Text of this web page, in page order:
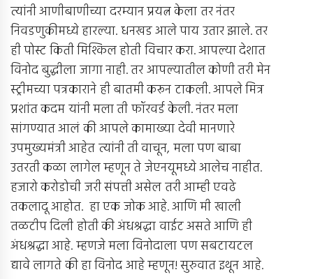
त्यांनी आणीबाणीच्या दरम्यान प्रयत्न केला तर नंतर
निवडणुकीमध्ये हारल्या. धनखड आले पाय उतार झाले. तर
ही पोस्ट किती मिश्किल होती विचार करा. आपल्या देशात
विनोद बुद्धीला जागा नाही. तर आपल्यातील कोणी तरी मेन
स्ट्रीमच्या पत्रकाराने ही बातमी करून टाकली. आपले मित्र
प्रशांत कदम यांनी मला ती फॉरवर्ड केली. नंतर मला
सांगण्यात आलं की आपले कामाख्या देवी मानणारे
उपमुख्यमंत्री आहेत त्यांनी ती वाचून, मला पण बाबा
उतरती कळा लागेल म्हणून ते जेएनयूमध्ये आलेच नाहीत.
हजारो करोडोची जरी संपत्ती असेल तरी आम्ही एवढे
तकलादू आहोत. हा एक जोक आहे. आणि मी खाली
तळटीप दिली होती की अंधश्रद्धा वाईट असते आणि ही
अंधश्रद्धा आहे. म्हणजे मला विनोदाला पण सबटायटल
द्यावे लागते की हा विनोद आहे म्हणून! सुरुवात इथून आहे.